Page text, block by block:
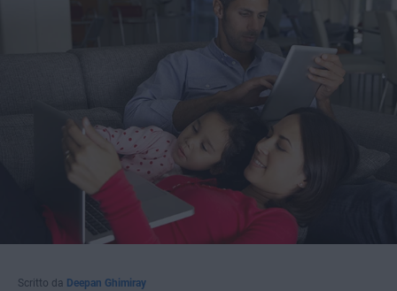
Scritto da Deepan Ghimiray